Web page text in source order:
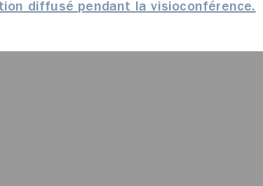
diffusé pendant la visioconférence.